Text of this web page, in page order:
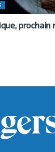
prochain